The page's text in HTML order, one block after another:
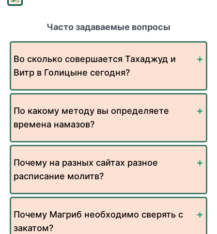
Часто задаваемые вопросы
Во сколько совершается Тахаджуд и
Витр в Голицыне сегодня?
По какому методу вы определяете
времена намазов?
Почему на разных сайтах разное
расписание молитв?
Почему Магриб необходимо сверять с
закатом?